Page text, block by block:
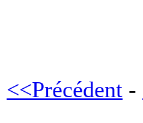
<<Précédent -